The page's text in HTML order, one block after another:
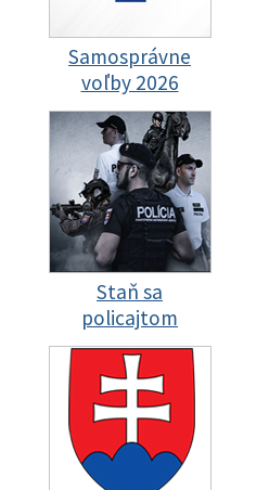
Samosprávne
voľby 2026
Staň sa
policajtom